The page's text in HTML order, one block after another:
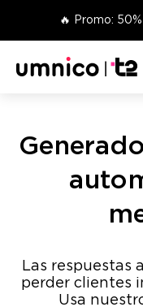
🔥 Promo:
Las respuestas
perder clientes
Usa